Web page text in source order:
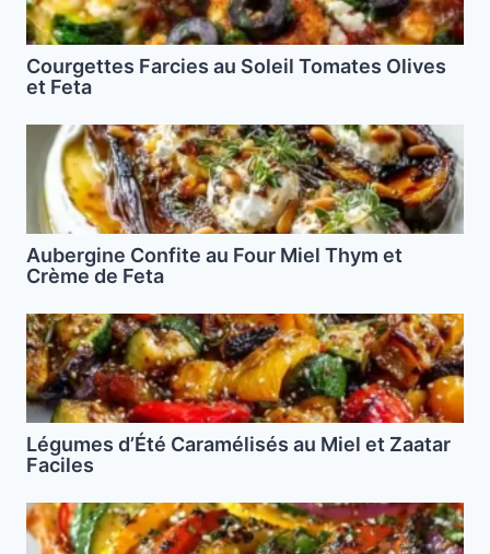
Courgettes Farcies au Soleil Tomates Olives
et Feta
Aubergine Confite au Four Miel Thym et
Crème de Feta
Légumes d’Été Caramélisés au Miel et Zaatar
Faciles